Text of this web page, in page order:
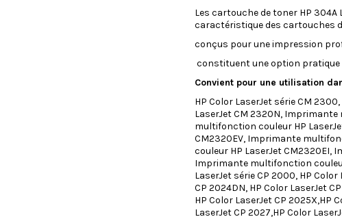
Les cartouche de toner HP
caractéristique des cartouches
conçus pour une impression
constituent une option pratique
Convient pour une utilisation
HP Color LaserJet série CM
LaserJet CM 2320N,
multifonction couleur HP
CM2320EV, Imprimante
couleur HP LaserJet CM2320EI,
Imprimante multifonction
LaserJet série CP 2000, HP Color
CP 2024DN, HP Color LaserJet
HP Color LaserJet CP 2025X,HP
LaserJet CP 2027,HP Color